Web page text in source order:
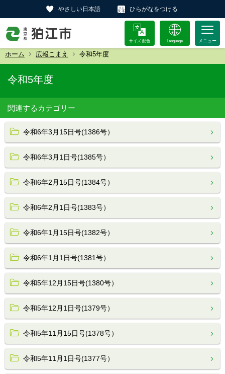
やさしい日本語 ひらがなをつける
サイズ 配色 Language
ホーム 広報こまえ 令和5年度
令和5年度
関連するカテゴリー
令和6年3月15日号(1386号）
令和6年3月1日号(1385号）
令和6年2月15日号(1384号）
令和6年2月1日号(1383号）
令和6年1月15日号(1382号）
令和6年1月1日号(1381号）
令和5年12月15日号(1380号）
令和5年12月1日号(1379号）
令和5年11月15日号(1378号）
令和5年11月1日号(1377号）